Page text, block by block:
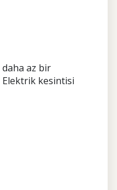
daha az bir
Elektrik kesintisi